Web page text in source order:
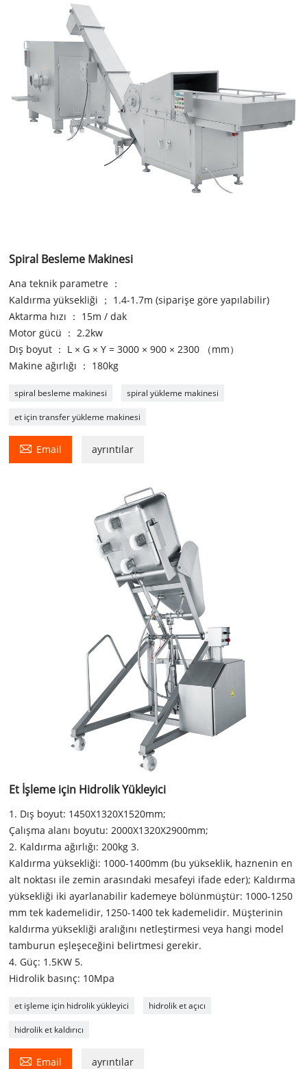
Spiral Besleme Makinesi
Ana teknik parametre ：
Kaldırma yüksekliği ； 1.4-1.7m (siparişe göre yapılabilir)
Aktarma hızı ： 15m / dak
Motor gücü ： 2.2kw
Dış boyut ： L × G × Y = 3000 × 900 × 2300 （mm）
Makine ağırlığı ： 180kg
spiral besleme makinesi spiral yükleme makinesi
et için transfer yükleme makinesi
 Email ayrıntılar
Et İşleme için Hidrolik Yükleyici
1. Dış boyut: 1450X1320X1520mm;
Çalışma alanı boyutu: 2000X1320X2900mm;
2. Kaldırma ağırlığı: 200kg 3.
Kaldırma yüksekliği: 1000-1400mm (bu yükseklik, haznenin en
alt noktası ile zemin arasındaki mesafeyi ifade eder); Kaldırma
yüksekliği iki ayarlanabilir kademeye bölünmüştür: 1000-1250
mm tek kademelidir, 1250-1400 tek kademelidir. Müşterinin
kaldırma yüksekliği aralığını netleştirmesi veya hangi model
tamburun eşleşeceğini belirtmesi gerekir.
4. Güç: 1.5KW 5.
Hidrolik basınç: 10Mpa
et işleme için hidrolik yükleyici hidrolik et açıcı
hidrolik et kaldırıcı
 Email ayrıntılar